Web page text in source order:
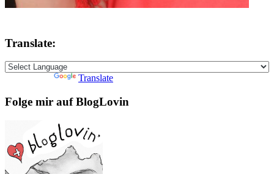
Translate:
Translate
Folge mir auf BlogLovin